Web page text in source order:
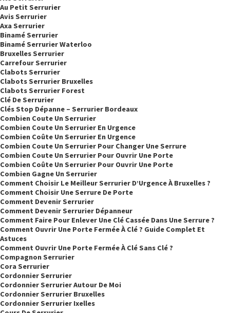
Au Petit Serrurier
Avis Serrurier
Axa Serrurier
Binamé Serrurier
Binamé Serrurier Waterloo
Bruxelles Serrurier
Carrefour Serrurier
Clabots Serrurier
Clabots Serrurier Bruxelles
Clabots Serrurier Forest
Clé De Serrurier
Clés Stop Dépanne – Serrurier Bordeaux
Combien Coute Un Serrurier
Combien Coute Un Serrurier En Urgence
Combien Coûte Un Serrurier En Urgence
Combien Coute Un Serrurier Pour Changer Une Serrure
Combien Coute Un Serrurier Pour Ouvrir Une Porte
Combien Coûte Un Serrurier Pour Ouvrir Une Porte
Combien Gagne Un Serrurier
Comment Choisir Le Meilleur Serrurier D’Urgence À Bruxelles ?
Comment Choisir Une Serrure De Porte
Comment Devenir Serrurier
Comment Devenir Serrurier Dépanneur
Comment Faire Pour Enlever Une Clé Cassée Dans Une Serrure ?
Comment Ouvrir Une Porte Fermée À Clé ? Guide Complet Et
Astuces
Comment Ouvrir Une Porte Fermée À Clé Sans Clé ?
Compagnon Serrurier
Cora Serrurier
Cordonnier Serrurier
Cordonnier Serrurier Autour De Moi
Cordonnier Serrurier Bruxelles
Cordonnier Serrurier Ixelles